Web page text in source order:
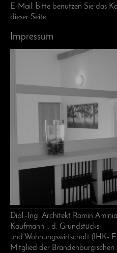
E-Mail: bitte benutzen Sie das
dieser Seite
Impressum
Dipl.-Ing. Architekt Ramin
Kaufmann i. d. Grundstücks-
und Wohnungswirtschaft (IHK-
Mitglied der Brandenburgischen